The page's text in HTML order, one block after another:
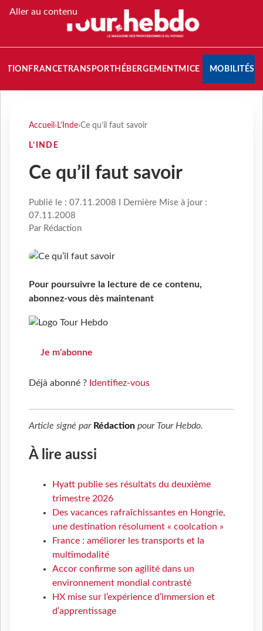
Aller au contenu
FRANCETRANSPORT HÉBERGEMENTMICE MOBILITÉS
Accueil › L’Inde›Ce qu’il faut savoir
L’INDE
Ce qu’il faut savoir
Publié le : 07.11.2008 I Dernière Mise à jour :
07.11.2008
Par Rédaction
Pour poursuivre la lecture de ce contenu,
abonnez-vous dès maintenant
Je m'abonne
Déjà abonné ? Identifiez-vous
Article signé par Rédaction pour Tour Hebdo.
À lire aussi
Hyatt publie ses résultats du deuxième
trimestre 2026
Des vacances rafraîchissantes en Hongrie,
une destination résolument « coolcation »
France : améliorer les transports et la
multimodalité
Accor confirme son agilité dans un
environnement mondial contrasté
HX mise sur l’expérience d’immersion et
d’apprentissage